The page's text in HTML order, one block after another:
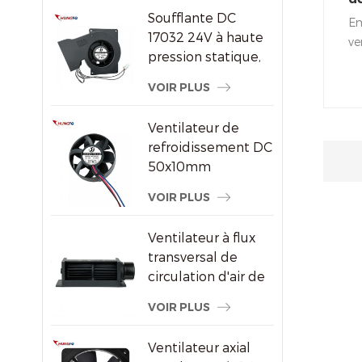
Soufflante DC
17032 24V à haute
pression statique,
refroidissement
VOIR PLUS
Ventilateur de
refroidissement DC
50x10mm
vitesse sans balais
appareils
électroniques
VOIR PLUS
Ventilateur à flux
transversal de
circulation d'air de
économiseur
plastique
VOIR PLUS
Ventilateur axial